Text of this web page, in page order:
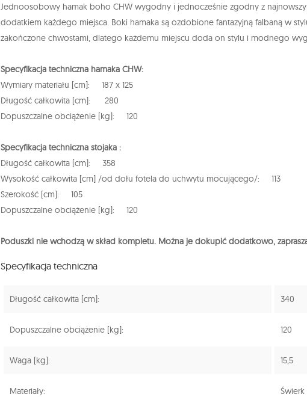
Jednoosobowy hamak boho CHW wygodny i jednocześnie zgodny z
dodatkiem każdego miejsca. Boki hamaka są ozdobione fantazyjną falbaną w
zakończone chwostami, dlatego każdemu miejscu doda on stylu i modnego
Specyfikacja techniczna hamaka CHW:
Wymiary materiału [cm]: 187 x 125
Długość całkowita [cm]: 280
Dopuszczalne obciążenie [kg]: 120
Specyfikacja techniczna stojaka :
Długość całkowita [cm]: 358
Wysokość całkowita [cm] /od dołu fotela do uchwytu mocującego/: 113
Szerokość [cm]: 105
Dopuszczalne obciążenie [kg]: 120
Poduszki nie wchodzą w skład kompletu. Można je dokupić dodatkowo,
Specyfikacja techniczna
Długość całkowita [cm]: 340
Dopuszczalne obciążenie [kg]: 120
Waga [kg]: 15,5
Materiały: Świerk